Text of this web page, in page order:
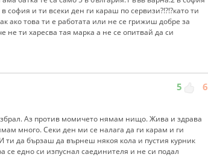
софия и ти всеки ден ги караш по сервизи?!?!?като ти
ако това ти е работата или не се грижиш добре за
не ти харесва тая марка а не се опитвай да си
5 6
Аз против момичето нямам нищо. Жива и здрава
много. Секи ден ми се налага да ги карам и ги
да бързаш да върнеш някоя кола и пустия курник
се едно си изпуснал саединителя и не си подал